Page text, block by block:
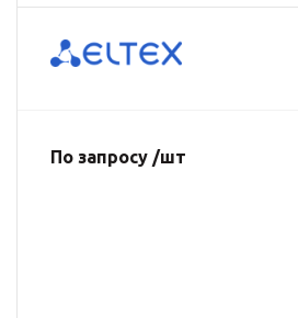
По запросу /шт